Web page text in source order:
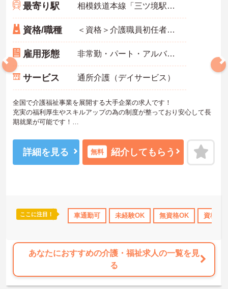
ンクOK 資格取得サポート 研修制度あり 産休･育休･介護休暇
最寄り駅 相模鉄道本線「三ツ境駅」バス・車12分
資格/職種 ＜資格＞介護職員初任者研修(旧ヘルパー2級)以上 必須、普通自動車運転免許(AT限定可) 必須 ＜経験＞不問
雇用形態 非常勤・パート・アルバイト
サービス 通所介護（デイサービス）
全国で介護福祉事業を展開する大手企業の求人です！
充実の福利厚生やスキルアップの為の制度が整っており安心して長
期就業が可能です！
すのでお気軽にご相談ください。
詳細を見る 無料 紹介してもらう
ここに注目！ 車通勤可 未経験OK 無資格OK 資格取
あなたにおすすめの介護・福祉求人の一覧を見
る